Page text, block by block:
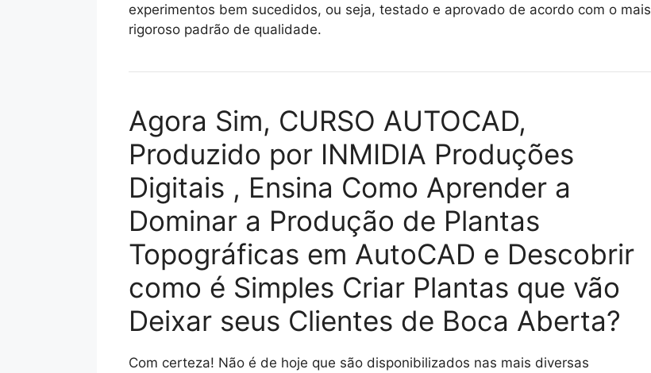
experimentos bem sucedidos, ou seja, testado e aprovado de acordo com o mais
rigoroso padrão de qualidade.
Agora Sim, CURSO AUTOCAD,
Produzido por INMIDIA Produções
Digitais , Ensina Como Aprender a
Dominar a Produção de Plantas
Topográficas em AutoCAD e Descobrir
como é Simples Criar Plantas que vão
Deixar seus Clientes de Boca Aberta?
Com certeza! Não é de hoje que são disponibilizados nas mais diversas